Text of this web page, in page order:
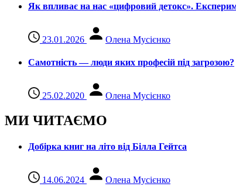
Як впливає на нас «цифровий детокс».
23.01.2026 Олена Мусієнко
Самотність — люди яких професій під загрозою?
25.02.2020 Олена Мусієнко
МИ ЧИТАЄМО
Добірка книг на літо від Білла Гейтса
14.06.2024 Олена Мусієнко